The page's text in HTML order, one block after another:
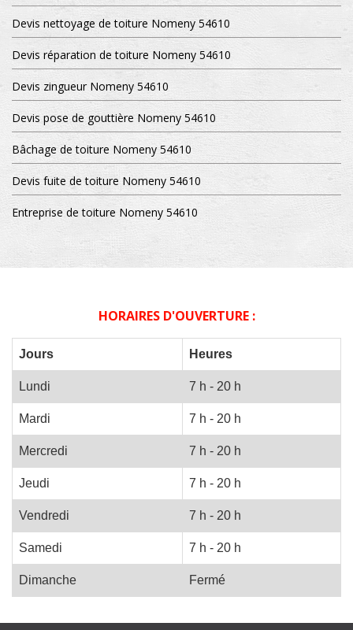
Devis nettoyage de toiture Nomeny 54610
Devis réparation de toiture Nomeny 54610
Devis zingueur Nomeny 54610
Devis pose de gouttière Nomeny 54610
Bâchage de toiture Nomeny 54610
Devis fuite de toiture Nomeny 54610
Entreprise de toiture Nomeny 54610
HORAIRES D'OUVERTURE :
Jours Heures
Lundi 7 h - 20 h
Mardi 7 h - 20 h
Mercredi 7 h - 20 h
Jeudi 7 h - 20 h
Vendredi 7 h - 20 h
Samedi 7 h - 20 h
Dimanche Fermé